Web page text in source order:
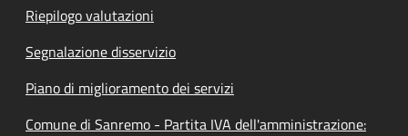
Riepilogo valutazioni
Segnalazione disservizio
Piano di miglioramento dei servizi
Comune di Sanremo - Partita IVA dell'amministrazione: